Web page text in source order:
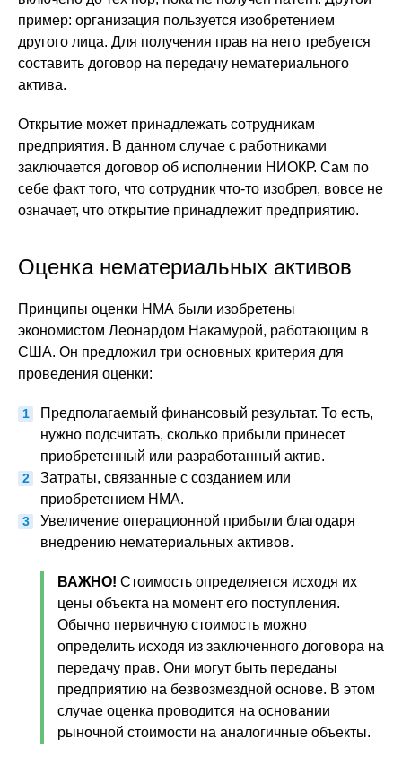
пример: организация пользуется изобретением
другого лица. Для получения прав на него требуется
составить договор на передачу нематериального
актива.
Открытие может принадлежать сотрудникам
предприятия. В данном случае с работниками
заключается договор об исполнении НИОКР. Сам по
себе факт того, что сотрудник что-то изобрел, вовсе не
означает, что открытие принадлежит предприятию.
Оценка нематериальных активов
Принципы оценки НМА были изобретены
экономистом Леонардом Накамурой, работающим в
США. Он предложил три основных критерия для
проведения оценки:
Предполагаемый финансовый результат. То есть,
нужно подсчитать, сколько прибыли принесет
приобретенный или разработанный актив.
Затраты, связанные с созданием или
приобретением НМА.
Увеличение операционной прибыли благодаря
внедрению нематериальных активов.
ВАЖНО! Стоимость определяется исходя их
цены объекта на момент его поступления.
Обычно первичную стоимость можно
определить исходя из заключенного договора на
передачу прав. Они могут быть переданы
предприятию на безвозмездной основе. В этом
случае оценка проводится на основании
рыночной стоимости на аналогичные объекты.